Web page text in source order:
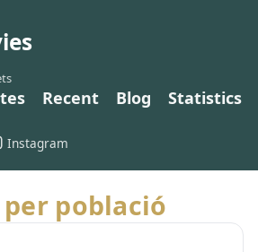
Recent Blog
Statistics
Instagram
població